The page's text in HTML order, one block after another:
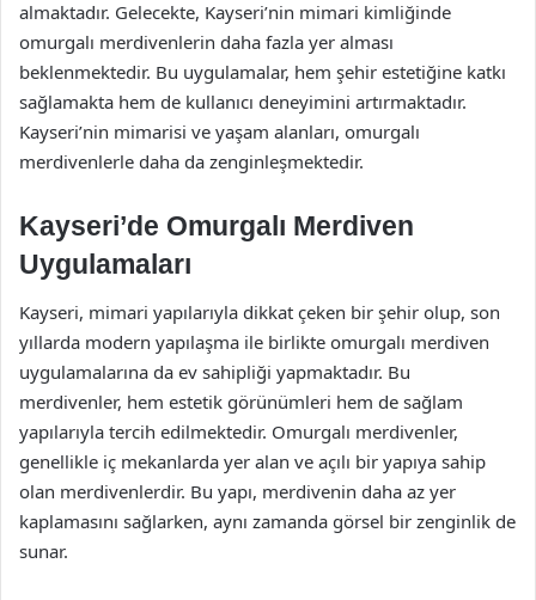
almaktadır. Gelecekte, Kayseri’nin mimari kimliğinde
omurgalı merdivenlerin daha fazla yer alması
beklenmektedir. Bu uygulamalar, hem şehir estetiğine katkı
sağlamakta hem de kullanıcı deneyimini artırmaktadır.
Kayseri’nin mimarisi ve yaşam alanları, omurgalı
merdivenlerle daha da zenginleşmektedir.
Kayseri’de Omurgalı Merdiven
Uygulamaları
Kayseri, mimari yapılarıyla dikkat çeken bir şehir olup, son
yıllarda modern yapılaşma ile birlikte omurgalı merdiven
uygulamalarına da ev sahipliği yapmaktadır. Bu
merdivenler, hem estetik görünümleri hem de sağlam
yapılarıyla tercih edilmektedir. Omurgalı merdivenler,
genellikle iç mekanlarda yer alan ve açılı bir yapıya sahip
olan merdivenlerdir. Bu yapı, merdivenin daha az yer
kaplamasını sağlarken, aynı zamanda görsel bir zenginlik de
sunar.